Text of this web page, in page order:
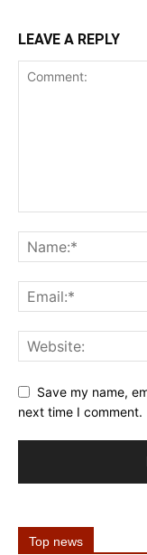
LEAVE A REPLY
Save my name,
next time I comment.
Top news